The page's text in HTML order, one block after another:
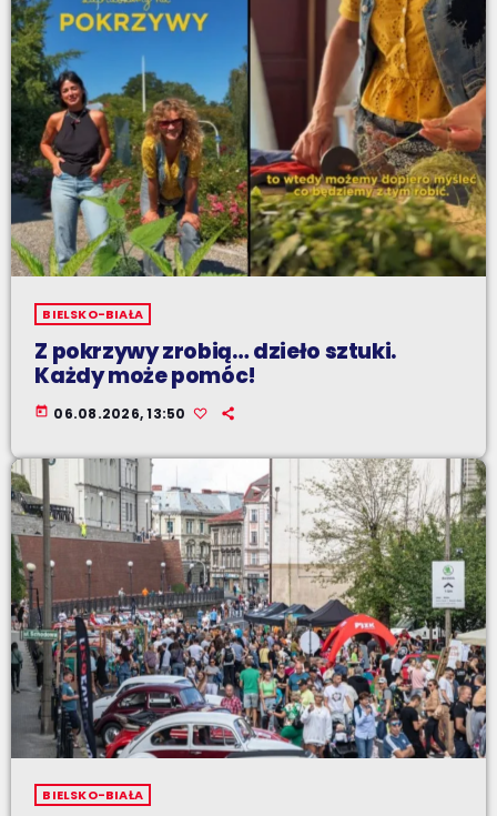
BIELSKO-BIAŁA
Z pokrzywy zrobią… dzieło sztuki.
Każdy może pomóc!
today 06.08.2026, 13:50
BIELSKO-BIAŁA